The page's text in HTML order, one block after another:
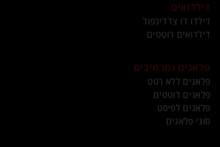
דילדואים
דילדו דו צדדיכפול
דילדואים רוטטים
פלאגים ומרחיבים
פלאגים ללא רטט
פלאגים רוטטים
פלאגים לפיסט
סוגי פלאגים